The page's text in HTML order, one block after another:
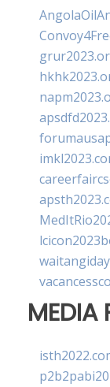
MEDIA